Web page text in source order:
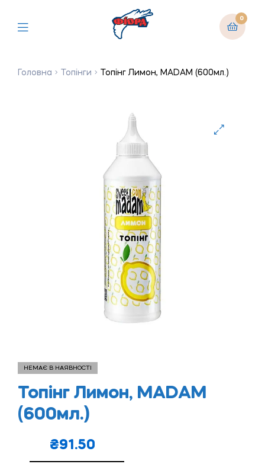
0
Головна Топінги Топінг Лимон, MADAM (600мл.)
НЕМАЄ В НАЯВНОСТІ
Топінг Лимон, MADAM
(600мл.)
₴91.50